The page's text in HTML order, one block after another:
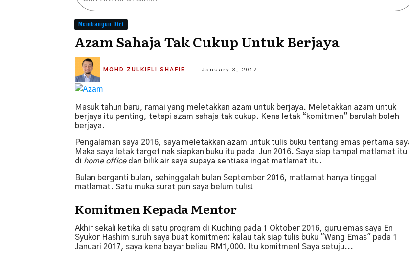
Membangun Diri
Azam Sahaja Tak Cukup Untuk Berjaya
MOHD ZULKIFLI SHAFIE January 3, 2017
Masuk tahun baru, ramai yang meletakkan azam untuk berjaya. Meletakkan azam untuk
berjaya itu penting, tetapi azam sahaja tak cukup. Kena letak “komitmen” barulah boleh
berjaya.
Pengalaman saya 2016, saya meletakkan azam untuk tulis buku tentang emas pertama
Maka saya letak target nak siapkan buku itu pada Jun 2016. Saya siap tampal matlamat itu
di home officedan bilik air saya supaya sentiasa ingat matlamat itu.
Bulan berganti bulan, sehinggalah bulan September 2016, matlamat hanya tinggal
matlamat. Satu muka surat pun saya belum tulis!
Komitmen Kepada Mentor
Akhir sekali ketika di satu program di Kuching pada 1 Oktober 2016, guru emas saya En
Syukor Hashim suruh saya buat komitmen; kalau tak siap tulis buku "Wang Emas" pada 1
Januari 2017, saya kena bayar beliau RM1,000. Itu komitmen! Saya setuju...